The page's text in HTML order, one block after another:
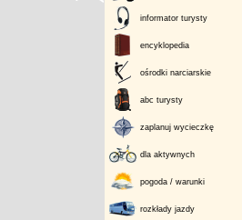
informator turysty
encyklopedia
ośrodki narciarskie
abc turysty
zaplanuj wycieczkę
dla aktywnych
pogoda / warunki
rozkłady jazdy